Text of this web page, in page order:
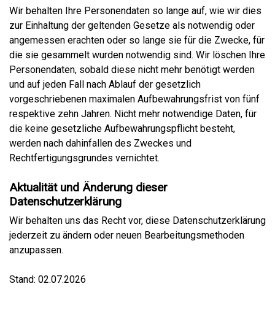
Wir behalten Ihre Personendaten so lange auf, wie wir dies
zur Einhaltung der geltenden Gesetze als notwendig oder
angemessen erachten oder so lange sie für die Zwecke, für
die sie gesammelt wurden notwendig sind. Wir löschen Ihre
Personendaten, sobald diese nicht mehr benötigt werden
und auf jeden Fall nach Ablauf der gesetzlich
vorgeschriebenen maximalen Aufbewahrungsfrist von fünf
respektive zehn Jahren. Nicht mehr notwendige Daten, für
die keine gesetzliche Aufbewahrungspflicht besteht,
werden nach dahinfallen des Zweckes und
Rechtfertigungsgrundes vernichtet.
Aktualität und Änderung dieser
Datenschutzerklärung
Wir behalten uns das Recht vor, diese Datenschutzerklärung
jederzeit zu ändern oder neuen Bearbeitungsmethoden
anzupassen.
Stand: 02.07.2026